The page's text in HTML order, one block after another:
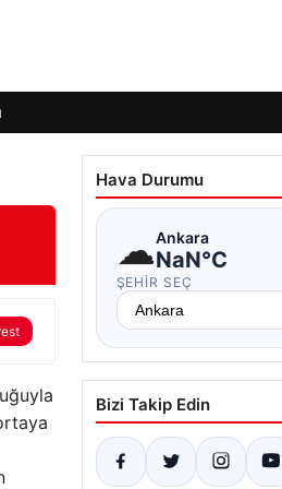
Hava Durumu
☁Ankara
NaN°C
ŞEHIR SEÇ
Bizi Takip Edin